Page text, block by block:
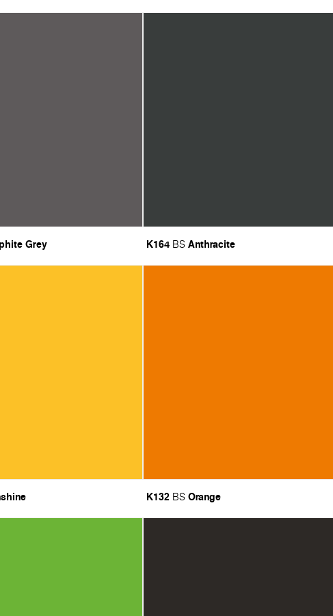
Grey K164 BS Anthracite
K132 BS Orange